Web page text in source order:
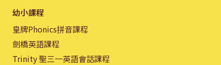
幼小課程
皇牌Phonics拼音課程
劍橋英語課程
Trinity 聖三一英語會話課程